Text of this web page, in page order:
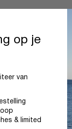
op je
van
& limited